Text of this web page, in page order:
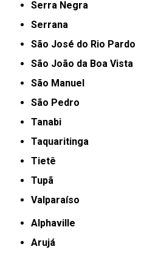
Serra Negra
Serrana
São José do Rio Pardo
São João da Boa Vista
São Manuel
São Pedro
Tanabi
Taquaritinga
Tietê
Tupã
Valparaíso
Alphaville
Arujá